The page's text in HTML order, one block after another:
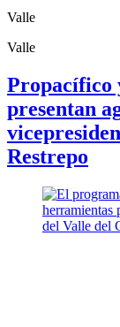
Valle
Valle
Propacífico
presentan
Restrepo